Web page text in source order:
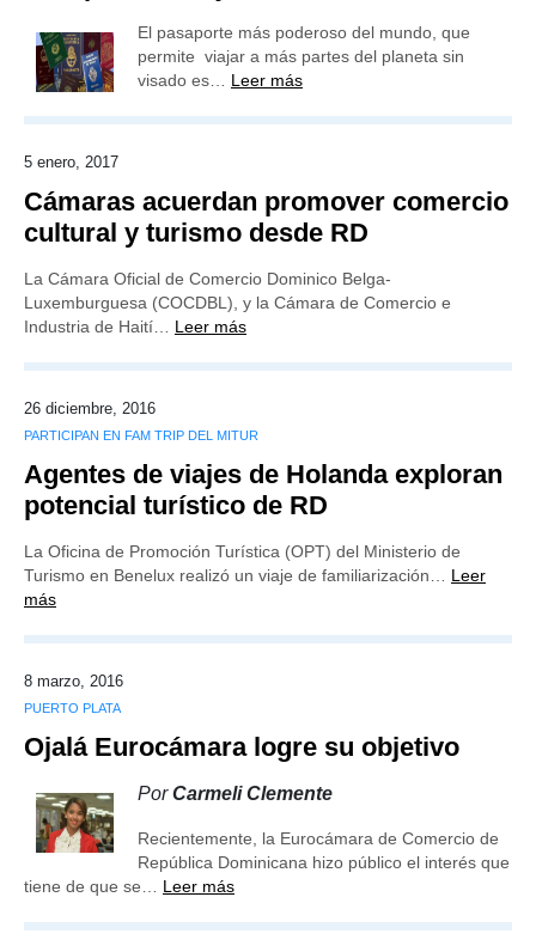
El pasaporte más poderoso del mundo, que
permite viajar a más partes del planeta sin
visado es… Leer más
5 enero, 2017
Cámaras acuerdan promover comercio
cultural y turismo desde RD
La Cámara Oficial de Comercio Dominico Belga-
Luxemburguesa (COCDBL), y la Cámara de Comercio e
Industria de Haití… Leer más
26 diciembre, 2016
PARTICIPAN EN FAM TRIP DEL MITUR
Agentes de viajes de Holanda exploran
potencial turístico de RD
La Oficina de Promoción Turística (OPT) del Ministerio de
Turismo en Benelux realizó un viaje de familiarización… Leer
más
8 marzo, 2016
PUERTO PLATA
Ojalá Eurocámara logre su objetivo
PorCarmeli Clemente
Recientemente, la Eurocámara de Comercio de
República Dominicana hizo público el interés que
tiene de que se… Leer más